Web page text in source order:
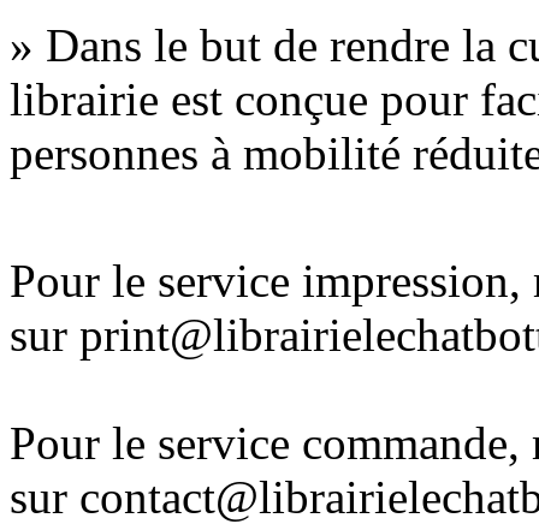
» Dans le but de rendre la
librairie est conçue pour
personnes à mobilité
Pour le service
sur
Pour le service
sur